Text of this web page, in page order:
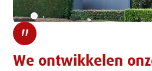
"
We ontwikkelen